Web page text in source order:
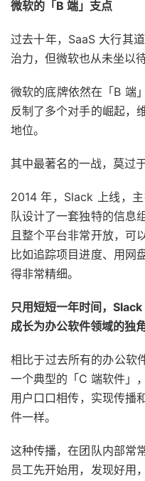
微软的「B 端」支点
过去十年，SaaS 大行其
治力，但微软也从未坐以待
微软的底牌依然在「B 端
反制了多个对手的崛起，
地位。
其中最著名的一战，莫过
2014 年，Slack 上线，
队设计了一套独特的信息
且整个平台非常开放，可
比如追踪项目进度、用网
得非常精细。
只用短短一年时间，Slack
成长为办公软件领域的独角
相比于过去所有的办公软
一个典型的「C 端软件」
用户口口相传，实现传
件一样。
这种传播，在团队内部常
员工先开始用，发现好用